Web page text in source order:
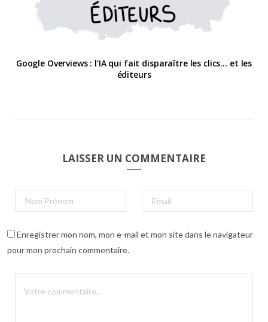
Google Overviews : l’IA qui fait disparaître les clics… et les
éditeurs
LAISSER UN COMMENTAIRE
Enregistrer mon nom, mon e-mail et mon site dans le navigateur
pour mon prochain commentaire.